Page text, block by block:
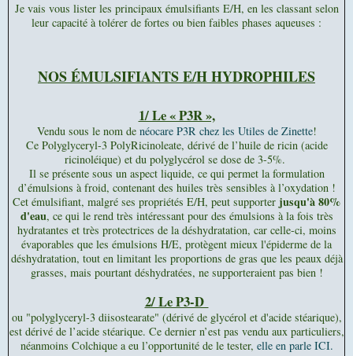
Je vais vous lister les principaux émulsifiants E/H, en les classant selon
leur capacité à tolérer de fortes ou bien faibles phases aqueuses :
NOS ÉMULSIFIANTS E/H HYDROPHILES
1/ Le « P3R »,
Vendu sous le nom de néocare P3R chez les Utiles de Zinette!
Ce Polyglyceryl-3 PolyRicinoleate, dérivé de l’huile de ricin (acide
ricinoléique) et du polyglycérol se dose de 3-5%.
Il se présente sous un aspect liquide, ce qui permet la formulation
d’émulsions à froid, contenant des huiles très sensibles à l’oxydation !
Cet émulsifiant, malgré ses propriétés E/H, peut supporter jusqu'à 80%
d'eau, ce qui le rend très intéressant pour des émulsions à la fois très
hydratantes et très protectrices de la déshydratation, car celle-ci, moins
évaporables que les émulsions H/E, protègent mieux l'épiderme de la
déshydratation, tout en limitant les proportions de gras que les peaux déjà
grasses, mais pourtant déshydratées, ne supporteraient pas bien !
2/ Le P3-D
ou "polyglyceryl-3 diisostearate" (dérivé de glycérol et d'acide stéarique),
est dérivé de l’acide stéarique. Ce dernier n’est pas vendu aux particuliers,
néanmoins Colchique a eu l’opportunité de le tester, elle en parle ICI.